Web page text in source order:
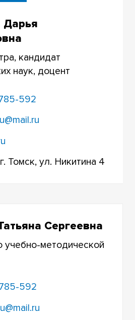
ФАКУЛЬТЕТ
ФАКУЛЬТЕТ
ЯЗЫКОВ
ТЕХНОЛОГИЙ
И
ФАКУЛЬТЕТ
Дарья
кандидат
наук, доцент
592
Томск, ул. Никитина 4
Сергеевна
учебно-методической
592